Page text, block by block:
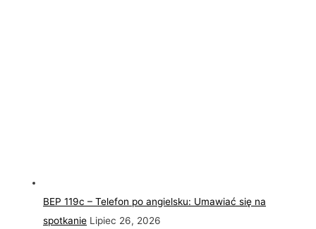
BEP 119c – Telefon po angielsku: Umawiać się na
spotkanie Lipiec 26, 2026